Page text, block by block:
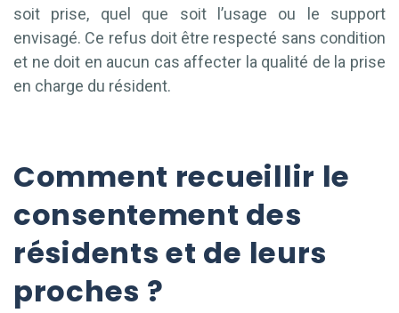
soit prise, quel que soit l’usage ou le support
envisagé. Ce refus doit être respecté sans condition
et ne doit en aucun cas affecter la qualité de la prise
en charge du résident.
Comment recueillir le
consentement des
résidents et de leurs
proches ?